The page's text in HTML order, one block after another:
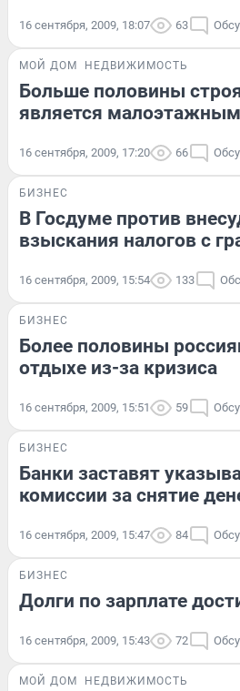
16 сентября, 2009, 18:07 63
МОЙ ДОМ НЕДВИЖИМОСТЬ
Больше половины
является малоэтажным
16 сентября, 2009, 17:20 66
БИЗНЕС
В Госдуме против
взыскания налогов с
16 сентября, 2009, 15:54 133
БИЗНЕС
Более половины
отдыхе из-за кризиса
16 сентября, 2009, 15:51 59
БИЗНЕС
Банки заставят
комиссии за снятие
16 сентября, 2009, 15:47 84
БИЗНЕС
Долги по зарплате
16 сентября, 2009, 15:43 72
МОЙ ДОМ НЕДВИЖИМОСТЬ